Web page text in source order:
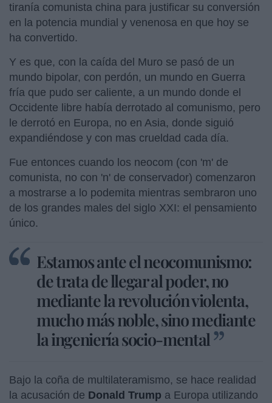
tiranía comunista china para justificar su conversión
en la potencia mundial y venenosa en que hoy se
ha convertido.
Y es que, con la caída del Muro se pasó de un
mundo bipolar, con perdón, un mundo en Guerra
fría que pudo ser caliente, a un mundo donde el
Occidente libre había derrotado al comunismo, pero
le derrotó en Europa, no en Asia, donde siguió
expandiéndose y con mas crueldad cada día.
Fue entonces cuando los neocom (con 'm' de
comunista, no con 'n' de conservador) comenzaron
a mostrarse a lo podemita mientras sembraron uno
de los grandes males del siglo XXI: el pensamiento
único.
Estamos ante el neocomunismo:
de trata de llegar al poder, no
mediante la revolución violenta,
mucho más noble, sino mediante
la ingeniería socio-mental
Bajo la coña de multilateramismo, se hace realidad
la acusación de Donald Trump a Europa utilizando